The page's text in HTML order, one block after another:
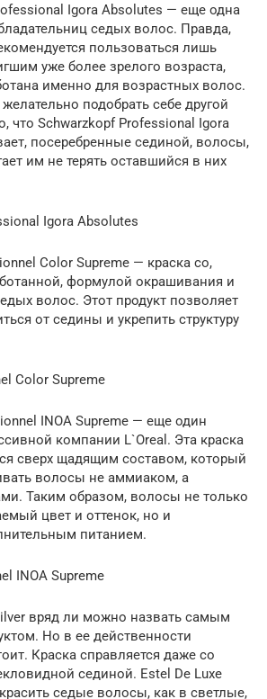
Igora Absolutes — еще одна
седых волос. Правда,
пользоваться лишь
уже более зрелого возраста,
именно для возрастных волос.
подобрать себе другой
что Schwarzkopf Professional Igora
посеребренные сединой, волосы,
им не терять оставшийся в них
Igora Absolutes
Color Supreme — краска со,
формулой окрашивания и
волос. Этот продукт позволяет
от седины и укрепить структуру
Color Supreme
INOA Supreme — еще один
компании L`Oreal. Эта краска
сверх щадящим составом, который
волосы не аммиаком, а
Таким образом, волосы не только
цвет и оттенок, но и
питанием.
INOA Supreme
вряд ли можно назвать самым
Но в ее действенности
Краска справляется даже со
сединой. Estel De Luxe
седые волосы, как в светлые,